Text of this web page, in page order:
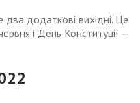
два додаткові вихідні. Це
і День Конституції —